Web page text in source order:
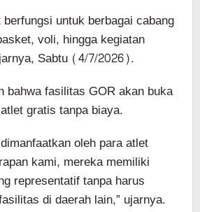
untuk berbagai cabang
voli, hingga kegiatan
Sabtu (4/7/2026).
bahwa fasilitas GOR akan buka
gratis tanpa biaya.
oleh para atlet
kami, mereka memiliki
representatif tanpa harus
di daerah lain,” ujarnya.